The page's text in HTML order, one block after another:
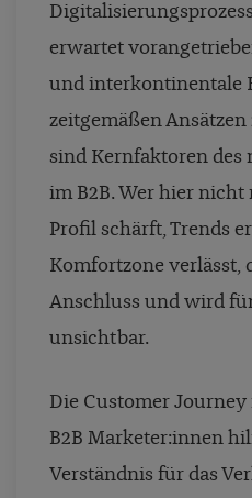
erwartet
und interkontinentale
zeitgemäßen
sind Kernfaktoren des
im B2B. Wer hier nicht
Profil schärft, Trends
Komfortzone verlässt,
Anschluss und wird
unsichtbar.
Die Customer Journey
B2B Marketer:innen
Verständnis für das